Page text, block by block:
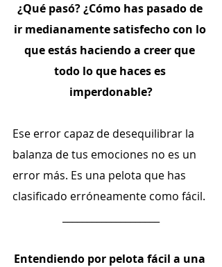
¿Qué pasó? ¿Cómo has pasado de
ir medianamente satisfecho con lo
que estás haciendo a creer que
todo lo que haces es
imperdonable?
Ese error capaz de desequilibrar la
balanza de tus emociones no es un
error más. Es una pelota que has
clasificado erróneamente como fácil.
Entendiendo por pelota fácil a una